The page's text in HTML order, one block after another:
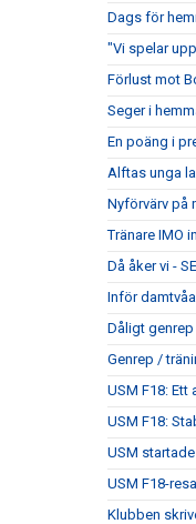
Dags för
"Vi spelar
Förlust mot
Seger i
En poäng i
Alftas unga
Nyförvärv på
Tränare IMO
Då åker vi -
Inför
Dåligt
Genrep /
USM F18: Ett
USM F18:
USM
USM F18-
Klubben